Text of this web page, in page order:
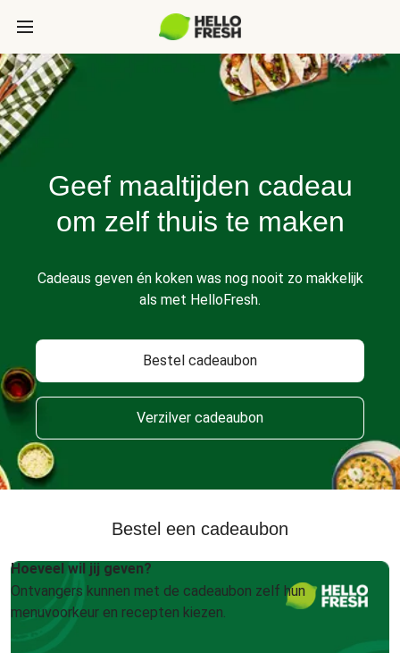
Geef maaltijden cadeau
om zelf thuis te maken
Cadeaus geven én koken was nog nooit zo makkelijk
als met HelloFresh.
Bestel cadeaubon
Verzilver cadeaubon
Bestel een cadeaubon
Hoeveel wil jij geven?
Ontvangers kunnen met de cadeaubon zelf hun
menuvoorkeur en recepten kiezen.